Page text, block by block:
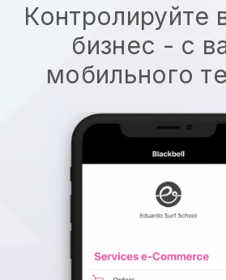
Контролируйте
бизнес - с
мобильного